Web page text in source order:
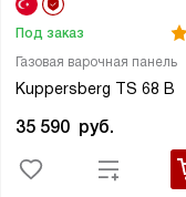
Газовая варочная панель
Kuppersberg TS 68 B
Под заказ
35 590 руб.